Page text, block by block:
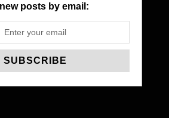
posts by email: